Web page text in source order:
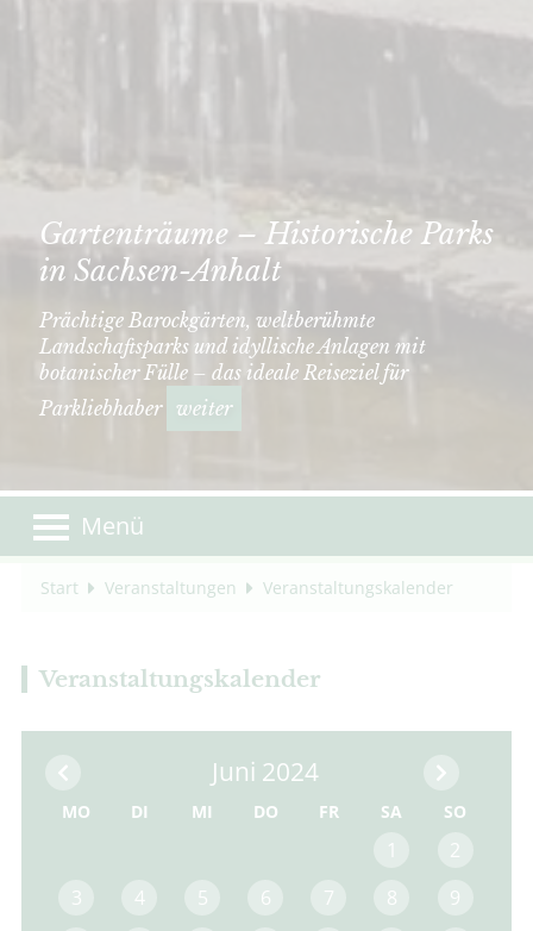
Gartenträume – Historische Parks
in Sachsen-Anhalt
Prächtige Barockgärten, weltberühmte
Landschaftsparks und idyllische Anlagen mit
botanischer Fülle – das ideale Reiseziel für
Parkliebhaber weiter
Menü
Start Veranstaltungen Veranstaltungskalender
Veranstaltungskalender
Juni 2024
MO DI MI DO FR SA SO
1
2
3
4 5 6 7 8 9